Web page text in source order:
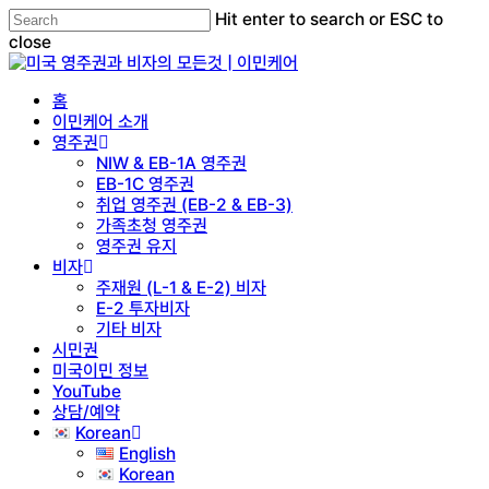
Skip
to
main
Hit enter to search or ESC to
close
Close
Menu 홈
이민케어 소개
영주권
NIW & EB-1A 영주권
EB-1C 영주권
취업 영주권 (EB-2 & EB-3)
가족초청 영주권
영주권 유지
비자
주재원 (L-1 & E-2) 비자
E-2 투자비자
기타 비자
시민권
미국이민 정보
YouTube
상담/예약
Korean
English
Korean